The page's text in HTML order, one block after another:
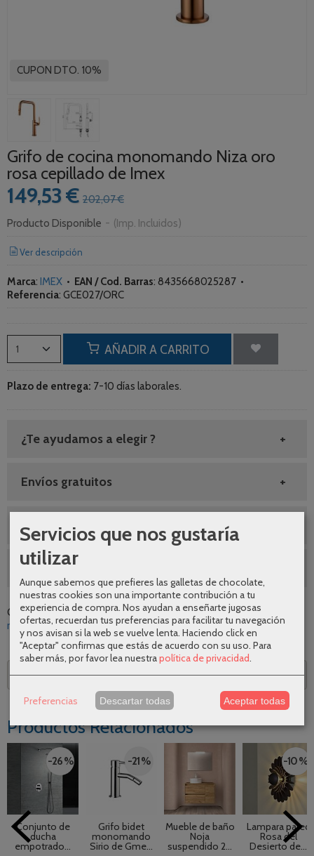
CUPON DTO. 10%
Grifo de cocina monomando Niza oro
rosa cepillado de Imex
149,53 € 202,07 €
Producto Disponible - (Imp. Incluidos)
Ver descripción
Marca: IMEX • EAN / Cod. Barras: 8435668025287 •
Referencia: GCE027/ORC
AÑADIR A CARRITO
Plazo de entrega: 7-10 días laborales.
¿Te ayudamos a elegir ?
Envíos gratuitos
SEGUNDAS REBAJAS AGOSTO
10% DESCUENTO GRIFERIA
Categoría:Grifería|Tags: diseno calidad comodidad oferta
moderno promocion imex oro-rosa-cepillado |Comentarios
Descripción
Productos Relacionados
-26 %
Conjunto de
ducha
empotrado...
-21 %
Grifo bidet
monomando
Sirio de Gme...
Mueble de baño
Noja
suspendido 2...
-10 %
Lampara pared
Rosa del
Desierto de...
Servicios que nos gustaría
utilizar
Aunque sabemos que prefieres las galletas de chocolate,
nuestras cookies son una importante contribución a tu
experiencia de compra. Nos ayudan a enseñarte jugosas
ofertas, recuerdan tus preferencias para facilitar tu navegación
y nos avisan si la web se vuelve lenta. Haciendo click en
"Aceptar" confirmas que estás de acuerdo con su uso. Para
saber más, por favor lea nuestrapolítica de privacidad.
Preferencias Descartar todas Aceptar todas